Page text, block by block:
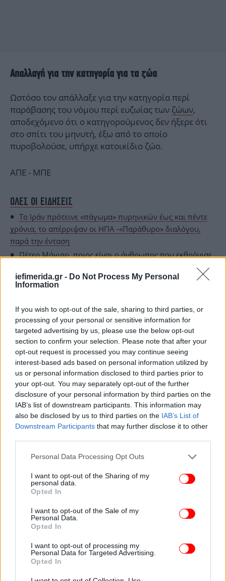
iefimerida.gr - Do Not Process My Personal
Information
If you wish to opt-out of the sale, sharing to third parties, or
processing of your personal or sensitive information for
targeted advertising by us, please use the below opt-out
section to confirm your selection. Please note that after your
opt-out request is processed you may continue seeing
interest-based ads based on personal information utilized by
us or personal information disclosed to third parties prior to
your opt-out. You may separately opt-out of the further
disclosure of your personal information by third parties on the
IAB’s list of downstream participants. This information may
also be disclosed by us to third parties on the IAB’s List of
Downstream Participants that may further disclose it to other
Please note that this website/app uses one or more Google
not limited to your visit or usage behaviour. You may click to
grant or deny consent to Google and its third-party tags to
use your data for below specified purposes in below Google
consent section.
Personal Data Processing Opt Outs
I want to opt-out of the Sharing of my
personal data.
Opted In
I want to opt-out of the Sale of my
Personal Data.
Opted In
I want to opt-out of processing my
Personal Data for Targeted Advertising.
Opted In
Απαλλαγή για την κατηγορία για τα ζώα
Ωστόσο τον απάλλαξε για την κατηγορία περί
παράβασης του νόμου περί ευζωίας των ζώων,
αποδεχόμενο ότι ο κατηγορούμενος δεν ήξερε ότι
στο σπίτι του μηνυτή, έξω από το οποίο
πυροβολούσε, υπήρχε κατοικίδιο ζώο.
ΑΠΕ - ΜΠΕ
ΟΛΕΣ ΟΙ ΕΙΔΗΣΕΙΣ
Το Ιράν πρότεινε «πάγωμα» πυρηνικών έως και πέντε
χρόνια, το απέρριψαν οι ΗΠΑ -«Παράθυρο» διαλόγου,
παρά την ένταση
Πέτερ Μάγιαρ, ποιος είναι ο άνθρωπος που εκθρόνισε
Χριστός Ανέστη από το Χόλιγουντ: Το ελληνικό Πάσχα
ΠΕΡΙΣΣΟΤΕΡΑ ΒΙΝΤΕΟ